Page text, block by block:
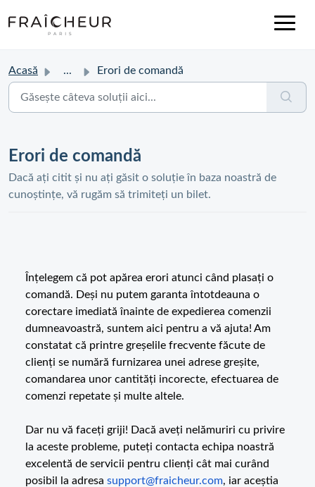
Acasă ... Erori de comandă
Erori de comandă
Dacă ați citit și nu ați găsit o soluție în baza noastră de
cunoștințe, vă rugăm să trimiteți un bilet.
Înțelegem că pot apărea erori atunci când plasați o
comandă. Deși nu putem garanta întotdeauna o
corectare imediată înainte de expedierea comenzii
dumneavoastră, suntem aici pentru a vă ajuta! Am
constatat că printre greșelile frecvente făcute de
clienți se numără furnizarea unei adrese greșite,
comandarea unor cantități incorecte, efectuarea de
comenzi repetate și multe altele.
Dar nu vă faceți griji! Dacă aveți nelămuriri cu privire
la aceste probleme, puteți contacta echipa noastră
excelentă de servicii pentru clienți cât mai curând
posibil la adresa support@fraicheur.com, iar aceștia